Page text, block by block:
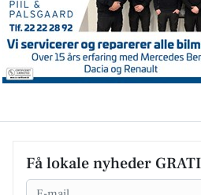
Få lokale nyheder
Email